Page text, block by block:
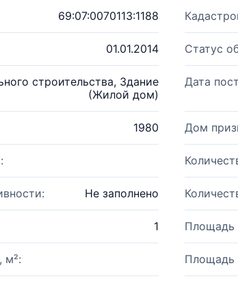
69:07:0070113:1188
01.01.2014 Статус
строительства, Здание
(Жилой дом)
Дата
1980 Дом
Не заполнено
1 Площадь
м²: Площадь